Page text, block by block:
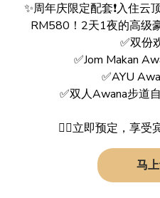
✨周年庆限定配套❗️入住
RM580！2天1夜的高级
✅双份
✅Jom Makan
✅AYU
✅双人Awana步道
👉🏻立即预定，享
马